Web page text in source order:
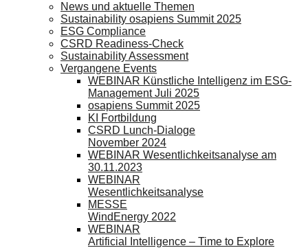
News und aktuelle Themen
Sustainability osapiens Summit 2025
ESG Compliance
CSRD Readiness-Check
Sustainability Assessment
Vergangene Events
WEBINAR Künstliche Intelligenz im ESG-
Management Juli 2025
osapiens Summit 2025
KI Fortbildung
CSRD Lunch-Dialoge
November 2024
WEBINAR Wesentlichkeitsanalyse am
30.11.2023
WEBINAR
Wesentlichkeitsanalyse
MESSE
WindEnergy 2022
WEBINAR
Artificial Intelligence – Time to Explore